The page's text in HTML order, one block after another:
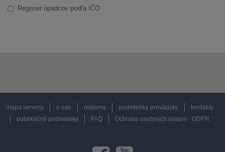
Register úpadcov podľa IČO
mapa serveru o nás reklama podmienky prevádzky
kontakty
publikačné podmienky
FAQ Ochrana osobných údajov - GDPR